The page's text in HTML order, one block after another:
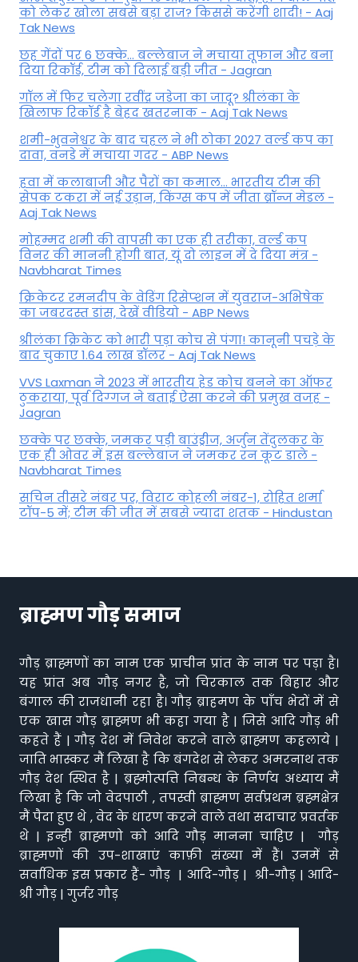
को लेकर खोला सबसे बड़ा राज? किससे करेंगी शादी! - Aaj
Tak News
छह गेंदों पर 6 छक्के... बल्लेबाज ने मचाया तूफान और बना
दिया रिकॉर्ड, टीम को दिलाई बड़ी जीत - Jagran
गॉल में फिर चलेगा रवींद्र जडेजा का जादू? श्रीलंका के
खिलाफ रिकॉर्ड है बेहद खतरनाक - Aaj Tak News
शमी-भुवनेश्वर के बाद चहल ने भी ठोका 2027 वर्ल्ड कप का
दावा, वनडे में मचाया गदर - ABP News
हवा में कलाबाजी और पैरों का कमाल... भारतीय टीम की
सेपक टकरा में नई उड़ान, किंग्स कप में जीता ब्रॉन्ज मेडल -
Aaj Tak News
मोहम्मद शमी की वापसी का एक ही तरीका, वर्ल्ड कप
विनर की माननी होगी बात, यूं दो लाइन में दे दिया मंत्र -
Navbharat Times
क्रिकेटर रमनदीप के वेडिंग रिसेप्शन में युवराज-अभिषेक
का जबरदस्त डांस, देखें वीडियो - ABP News
श्रीलंका क्रिकेट को भारी पड़ा कोच से पंगा! कानूनी पचड़े के
बाद चुकाए 1.64 लाख डॉलर - Aaj Tak News
VVS Laxman ने 2023 में भारतीय हेड कोच बनने का ऑफर
ठुकराया, पूर्व दिग्‍गज ने बताई ऐसा करने की प्रमुख वजह -
Jagran
छक्के पर छक्के, जमकर पड़ी बाउंड्रीज, अर्जुन तेंदुलकर के
एक ही ओवर में इस बल्लेबाज ने जमकर रन कूट डाले -
Navbharat Times
सचिन तीसरे नंबर पर, विराट कोहली नंबर-1, रोहित शर्मा
टॉप-5 में; टीम की जीत में सबसे ज्यादा शतक - Hindustan
ब्राह्मण गौड़ समाज
गौड़ ब्राह्मणों का नाम एक प्राचीन प्रांत के नाम पर पड़ा है।
यह प्रांत अब गौड़ नगर है, जो चिरकाल तक बिहार और
बंगाल की राजधानी रहा है। गौड़ ब्राहमण के पाँच भेदों में से
एक खास गौड़ ब्राह्मण भी कहा गया है | जिसे आदि गौड़ भी
कहते हैं | गौड़ देश में निवेश करने वाले ब्राह्मण कहलाये |
जाति भास्कर मैं लिखा है कि बंगदेश से लेकर अमरनाथ तक
गौड़ देश स्थित है | ब्रह्मोत्पत्ति निबन्ध के निर्णय अध्याय मैं
लिखा है कि जो वेदपाठी , तपस्वी ब्राह्मण सर्वप्रथम ब्रह्मक्षेत्र
मैं पैदा हुए थे , वेद के धारण करने वाले तथा सदाचार प्रवर्तक
थे | इन्ही ब्राह्मणो को आदि गौड़ मानना चाहिए | गौड़
ब्राह्मणों की उप-शाखाएं काफ़ी संख्या में हैं। उनमें से
सर्वाधिक इस प्रकार हैं- गौड़ | आदि-गौड़ | श्री-गौड़ | आदि-
श्री गौड़ | गुर्जर गौड़